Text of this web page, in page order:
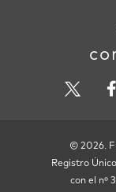
© 2026.
Registro
con el nº